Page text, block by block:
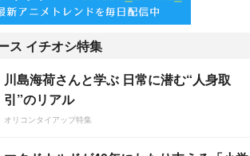
ス イチオシ特集
川島海荷さんと学ぶ 日常に潜む“人身取
引”のリアル
オリコンタイアップ特集